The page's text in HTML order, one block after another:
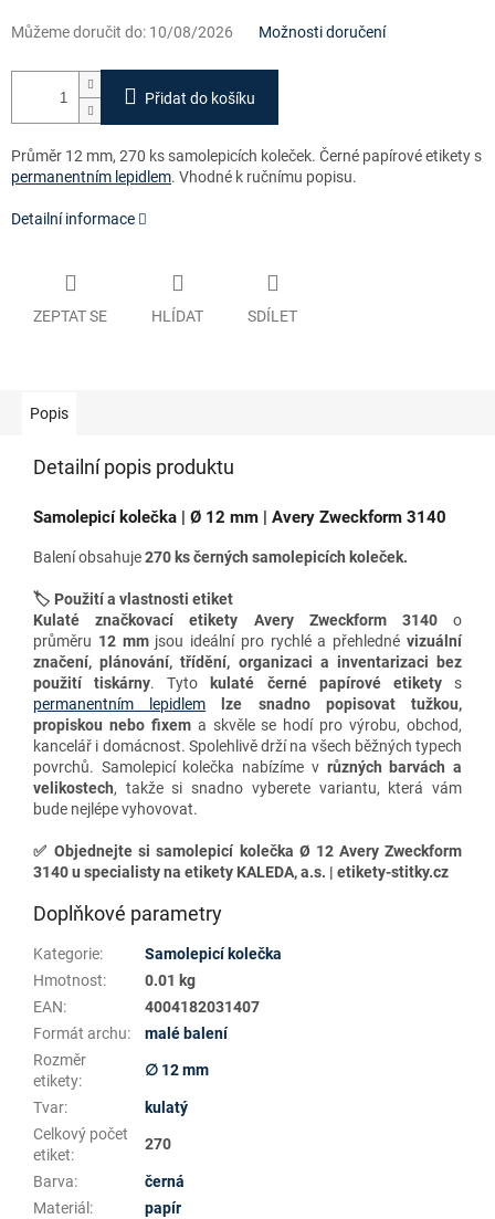
Můžeme doručit do: 10/08/2026 Možnosti doručení
Přidat do košíku
Průměr 12 mm, 270 ks samolepicích koleček. Černé papírové etikety s
permanentním lepidlem. Vhodné k ručnímu popisu.
Detailní informace
ZEPTAT SE HLÍDAT SDÍLET
Popis
Detailní popis produktu
Samolepicí kolečka | Ø 12 mm | Avery Zweckform 3140
Balení obsahuje270 ks černých samolepicích koleček.
🏷️ Použití a vlastnosti etiket
Kulaté značkovací etikety Avery Zweckform 3140o
průměru 12 mmjsou ideální pro rychlé a přehledné vizuální
značení, plánování, třídění, organizaci a inventarizaci
bez
použití tiskárny. Tyto kulaté černé papírové etikety s
permanentním lepidlem
lze snadno popisovat tužkou,
propiskou nebo fixem a skvěle se hodí pro výrobu, obchod,
kancelář i domácnost. Spolehlivě drží na všech běžných typech
povrchů. Samolepicí kolečka nabízíme v různých barvách a
velikostech, takže si snadno vyberete variantu, která vám
bude nejlépe vyhovovat.
✅Objednejte si samolepicí kolečka Ø 12 Avery Zweckform
3140 u specialisty na etikety KALEDA, a.s. | etikety-stitky.cz
Doplňkové parametry
Kategorie:
Samolepicí kolečka
Hmotnost:
0.01 kg
EAN:
4004182031407
Formát archu:
malé balení
Rozměr
etikety:
∅ 12 mm
Tvar:
kulatý
Celkový počet
etiket:
270
Barva:
černá
Materiál :
papír